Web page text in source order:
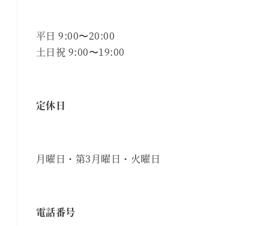
平日 9:00〜20:00
土日祝 9:00〜19:00
定休日
月曜日・第3月曜日・火曜日
電話番号